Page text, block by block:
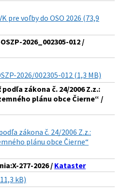
pre voľby do OSO 2026 (73,9
2026_002305-012 /
2026/002305-012 (1,3 MB)
zákona č. 24/2006 Z.z.:
plánu obce Čierne“ /
zákona č. 24/2006 Z.z.:
plánu obce Čierne“
277-2026 / Kataster
kB)